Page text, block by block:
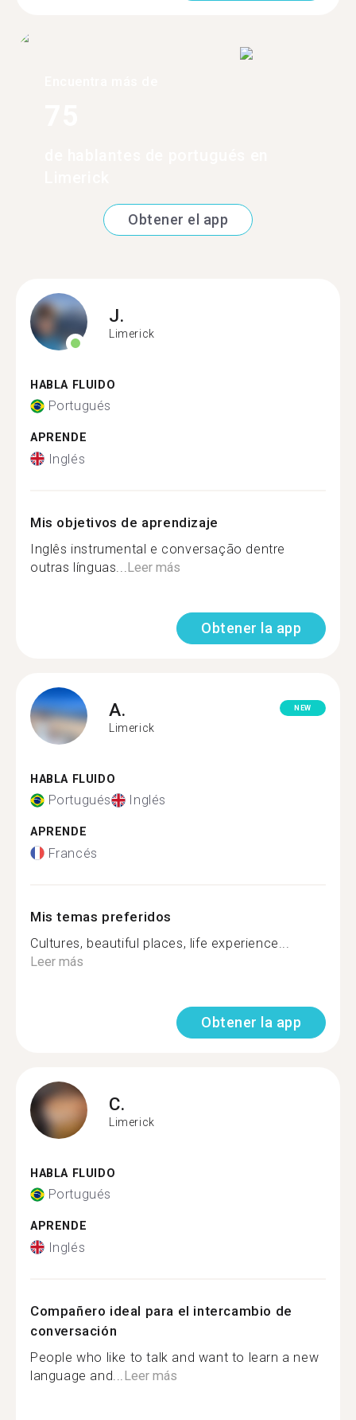
Obtener el app
J.
Limerick
HABLA FLUIDO
Portugués
APRENDE
Inglés
Mis objetivos de aprendizaje
Inglês instrumental e conversação dentre
outras línguas... Leer más
Obtener la app
A.
Limerick
NEW
HABLA FLUIDO
Portugués Inglés
APRENDE
Francés
Mis temas preferidos
Cultures, beautiful places, life experience...
Leer más
Obtener la app
C.
Limerick
HABLA FLUIDO
Portugués
APRENDE
Inglés
Compañero ideal para el intercambio de
conversación
People who like to talk and want to learn a new
language and... Leer más